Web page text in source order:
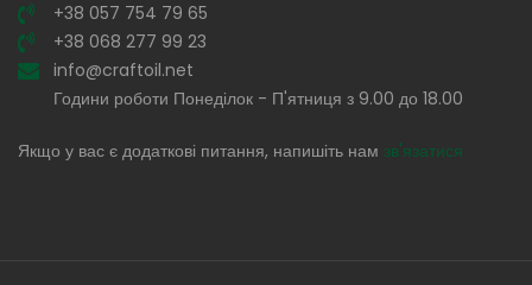
+38 057 754 79 65
+38 068 277 99 23
info@craftoil.net
Години роботи Понеділок - П'ятниця з 9.00 до 18.00
Якщо у вас є додаткові питання, напишіть нам зв'язатися